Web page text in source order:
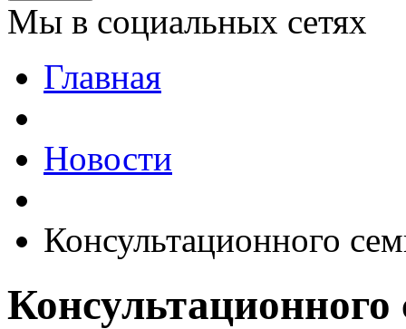
Мы в социальных сетях
Главная
Новости
Консультационного
Консультационного